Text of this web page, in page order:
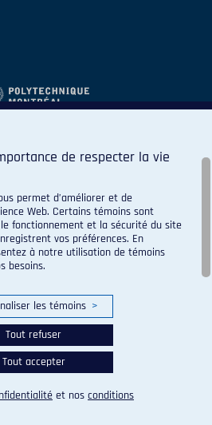
de Montréal. Tous droits
réservés.
des témoins
de respecter la vie
permet d’améliorer et de
Web. Certains témoins sont
fonctionnement et la sécurité du site
vos préférences. En
à notre utilisation de témoins
besoins.
les témoins >
Tout refuser
Tout accepter
et nos conditions